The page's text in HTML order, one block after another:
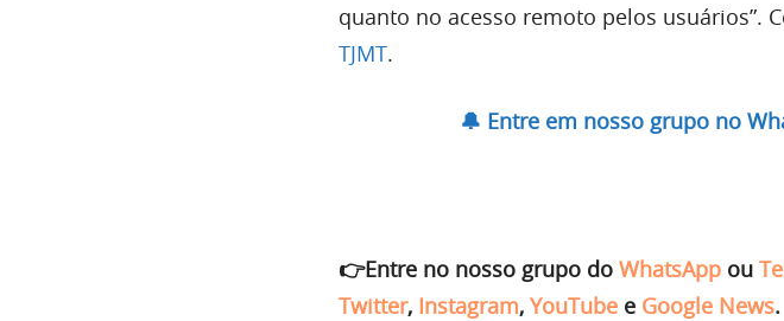
quanto no acesso remoto pelos usuários”.
TJMT.
🔔 Entre em nosso grupo no
👉Entre no nosso grupo do WhatsApp ou
Twitter, Instagram, YouTube e Google News.